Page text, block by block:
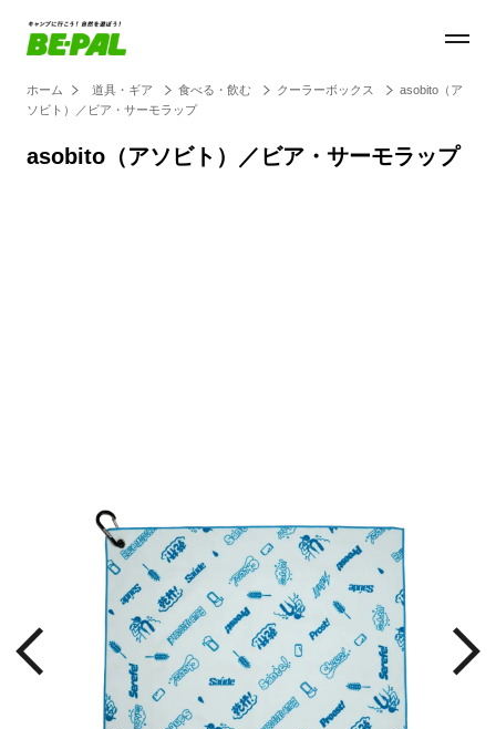
ホーム 道具・ギア 食べる・飲む クーラーボックス
asobito（ア
ソビト）／ビア・サーモラップ
asobito（アソビト）／ビア・サーモラップ